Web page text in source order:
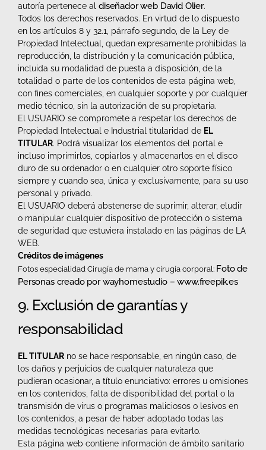
autoría pertenece al diseñador web David Olier.
Todos los derechos reservados. En virtud de lo dispuesto
en los artículos 8 y 32.1, párrafo segundo, de la Ley de
Propiedad Intelectual, quedan expresamente prohibidas la
reproducción, la distribución y la comunicación pública,
incluida su modalidad de puesta a disposición, de la
totalidad o parte de los contenidos de esta página web,
con fines comerciales, en cualquier soporte y por cualquier
medio técnico, sin la autorización de su propietaria.
El USUARIO se compromete a respetar los derechos de
Propiedad Intelectual e Industrial titularidad de EL
TITULAR. Podrá visualizar los elementos del portal e
incluso imprimirlos, copiarlos y almacenarlos en el disco
duro de su ordenador o en cualquier otro soporte físico
siempre y cuando sea, única y exclusivamente, para su uso
personal y privado.
El USUARIO deberá abstenerse de suprimir, alterar, eludir
o manipular cualquier dispositivo de protección o sistema
de seguridad que estuviera instalado en las páginas de LA
WEB.
Créditos de imágenes
Fotos especialidad Cirugía de mama y cirugía corporal: Foto de
Personas creado por wayhomestudio – www.freepik.es
9. Exclusión de garantías y
responsabilidad
EL TITULAR no se hace responsable, en ningún caso, de
los daños y perjuicios de cualquier naturaleza que
pudieran ocasionar, a título enunciativo: errores u omisiones
en los contenidos, falta de disponibilidad del portal o la
transmisión de virus o programas maliciosos o lesivos en
los contenidos, a pesar de haber adoptado todas las
medidas tecnológicas necesarias para evitarlo.
Esta página web contiene información de ámbito sanitario